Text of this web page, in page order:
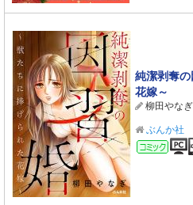
純潔剥奪
花嫁～
柳田やなぎ
ぶんか社
コミ